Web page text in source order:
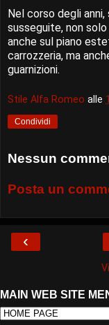
Nel corso degli
susseguite, non
anche sul piano
carrozzeria, ma
guarnizioni.
Stile Alfa Romeo alle
Condividi
Nessun
Posta un
‹
MAIN WEB SITE